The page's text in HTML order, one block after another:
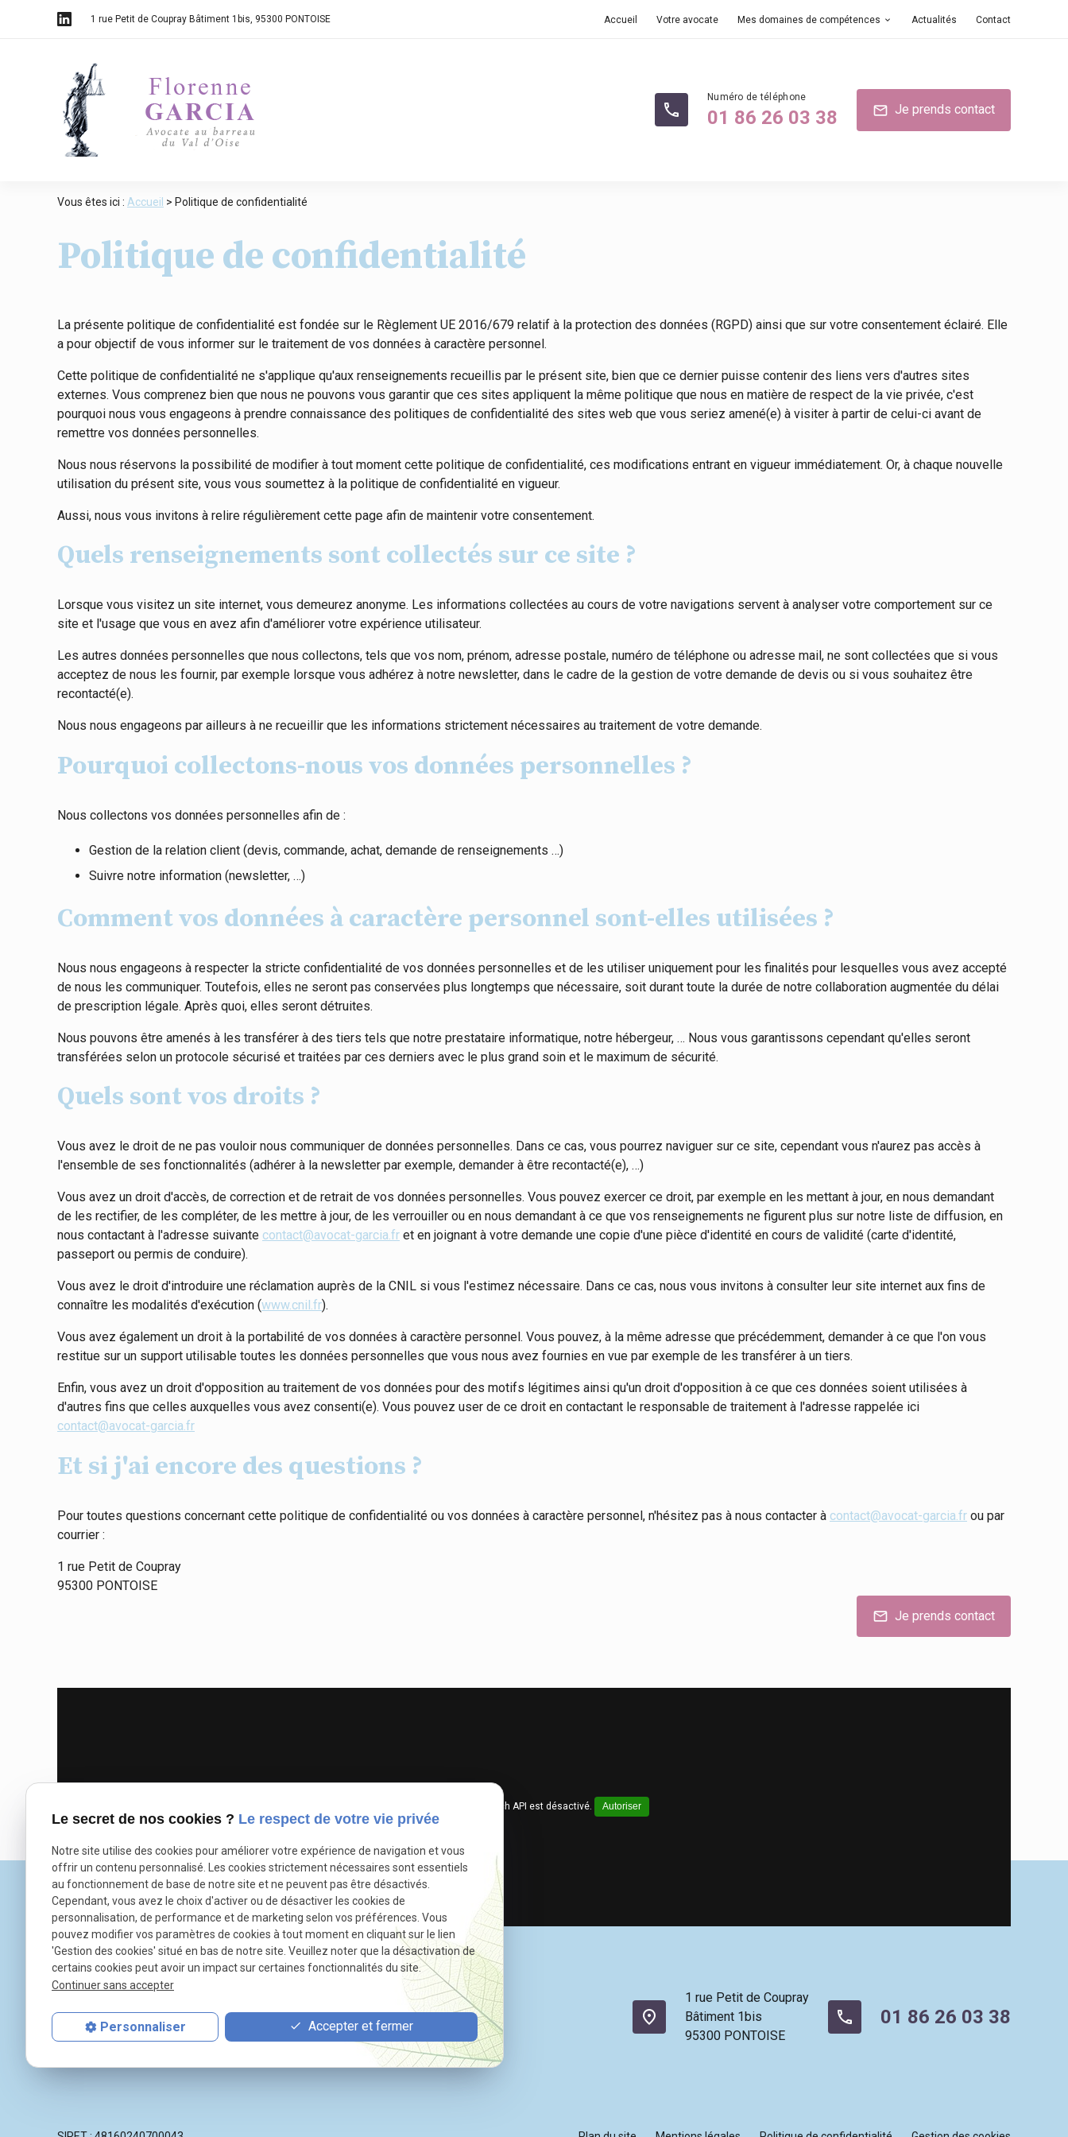
1 rue Petit de Coupray Bâtiment 1bis 95300 PONTOISE Accueil Votre avocate Mes domaines de compétences Actualités Contact
phone 01 86 26 03 38 mail Je prends contact
Vous êtes ici : Accueil > Politique de confidentialité
Politique de confidentialité
La présente politique de confidentialité est fondée sur le Règlement UE 2016/679 relatif à la protection des données (RGPD) ainsi que sur votre consentement éclairé. Elle
a pour objectif de vous informer sur le traitement de vos données à caractère personnel.
Cette politique de confidentialité ne s'applique qu'aux renseignements recueillis par le présent site, bien que ce dernier puisse contenir des liens vers d'autres sites
externes. Vous comprenez bien que nous ne pouvons vous garantir que ces sites appliquent la même politique que nous en matière de respect de la vie privée, c'est
pourquoi nous vous engageons à prendre connaissance des politiques de confidentialité des sites web que vous seriez amené(e) à visiter à partir de celui-ci avant de
remettre vos données personnelles.
Nous nous réservons la possibilité de modifier à tout moment cette politique de confidentialité, ces modifications entrant en vigueur immédiatement. Or, à chaque nouvelle
utilisation du présent site, vous vous soumettez à la politique de confidentialité en vigueur.
Aussi, nous vous invitons à relire régulièrement cette page afin de maintenir votre consentement.
Quels renseignements sont collectés sur ce site ?
Lorsque vous visitez un site internet, vous demeurez anonyme. Les informations collectées au cours de votre navigations servent à analyser votre comportement sur ce
site et l'usage que vous en avez afin d'améliorer votre expérience utilisateur.
Les autres données personnelles que nous collectons, tels que vos nom, prénom, adresse postale, numéro de téléphone ou adresse mail, ne sont collectées que si vous
acceptez de nous les fournir, par exemple lorsque vous adhérez à notre newsletter, dans le cadre de la gestion de votre demande de devis ou si vous souhaitez être
recontacté(e).
Nous nous engageons par ailleurs à ne recueillir que les informations strictement nécessaires au traitement de votre demande.
Pourquoi collectons-nous vos données personnelles ?
Nous collectons vos données personnelles afin de :
Gestion de la relation client (devis, commande, achat, demande de renseignements …)
Suivre notre information (newsletter, …)
Comment vos données à caractère personnel sont-elles utilisées ?
Nous nous engageons à respecter la stricte confidentialité de vos données personnelles et de les utiliser uniquement pour les finalités pour lesquelles vous avez accepté
de nous les communiquer. Toutefois, elles ne seront pas conservées plus longtemps que nécessaire, soit durant toute la durée de notre collaboration augmentée du délai
de prescription légale. Après quoi, elles seront détruites.
Nous pouvons être amenés à les transférer à des tiers tels que notre prestataire informatique, notre hébergeur, … Nous vous garantissons cependant qu'elles seront
transférées selon un protocole sécurisé et traitées par ces derniers avec le plus grand soin et le maximum de sécurité.
Quels sont vos droits ?
Vous avez le droit de ne pas vouloir nous communiquer de données personnelles. Dans ce cas, vous pourrez naviguer sur ce site, cependant vous n'aurez pas accès à
l'ensemble de ses fonctionnalités (adhérer à la newsletter par exemple, demander à être recontacté(e), …)
Vous avez un droit d'accès, de correction et de retrait de vos données personnelles. Vous pouvez exercer ce droit, par exemple en les mettant à jour, en nous demandant
de les rectifier, de les compléter, de les mettre à jour, de les verrouiller ou en nous demandant à ce que vos renseignements ne figurent plus sur notre liste de diffusion, en
nous contactant à l'adresse suivante contact@avocat-garcia.fr et en joignant à votre demande une copie d'une pièce d'identité en cours de validité (carte d'identité,
passeport ou permis de conduire).
Vous avez le droit d'introduire une réclamation auprès de la CNIL si vous l'estimez nécessaire. Dans ce cas, nous vous invitons à consulter leur site internet aux fins de
connaître les modalités d'exécution (www.cnil.fr).
Vous avez également un droit à la portabilité de vos données à caractère personnel. Vous pouvez, à la même adresse que précédemment, demander à ce que l'on vous
restitue sur un support utilisable toutes les données personnelles que vous nous avez fournies en vue par exemple de les transférer à un tiers.
Enfin, vous avez un droit d'opposition au traitement de vos données pour des motifs légitimes ainsi qu'un droit d'opposition à ce que ces données soient utilisées à
d'autres fins que celles auxquelles vous avez consenti(e). Vous pouvez user de ce droit en contactant le responsable de traitement à l'adresse rappelée ici
contact@avocat-garcia.fr
Et si j'ai encore des questions ?
Pour toutes questions concernant cette politique de confidentialité ou vos données à caractère personnel, n'hésitez pas à nous contacter à contact@avocat-garcia.fr ou par
courrier :
1 rue Petit de Coupray
95300 PONTOISE
mail Je prends contact
Google Maps Search API est désactivé. Autoriser
place
1 rue Petit de Coupray
Bâtiment 1bis
95300 PONTOISE
phone 01 86 26 03 38
Panneau de gestion des cookies
Le secret de nos cookies ? Le respect de votre vie privée
Notre site utilise des cookies pour améliorer votre expérience de navigation et vous
offrir un contenu personnalisé. Les cookies strictement nécessaires sont essentiels
au fonctionnement de base de notre site et ne peuvent pas être désactivés.
Cependant, vous avez le choix d'activer ou de désactiver les cookies de
personnalisation, de performance et de marketing selon vos préférences. Vous
pouvez modifier vos paramètres de cookies à tout moment en cliquant sur le lien
'Gestion des cookies' situé en bas de notre site. Veuillez noter que la désactivation de
certains cookies peut avoir un impact sur certaines fonctionnalités du site.
Continuer sans accepter
Personnaliser Accepter et fermer